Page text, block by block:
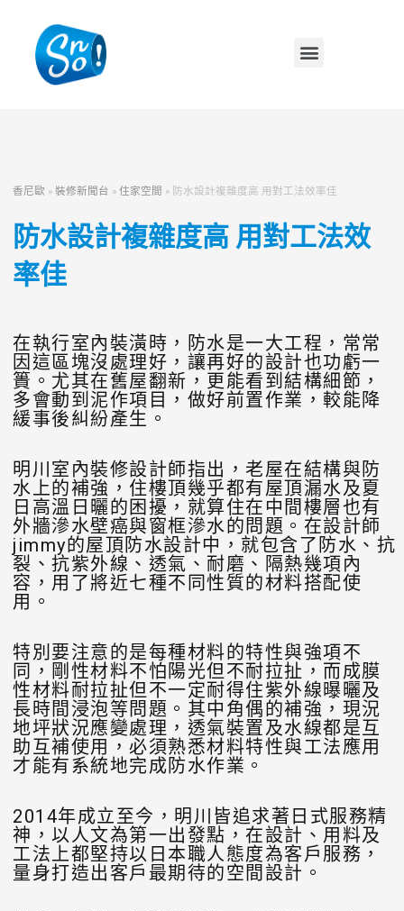
香尼歐 »裝修新聞台 »住家空間 » 防水設計複雜度高 用對工法效率佳
防水設計複雜度高 用對工法效
率佳
在執行室內裝潢時，防水是一大工程，常常
因這區塊沒處理好，讓再好的設計也功虧一
簣。尤其在舊屋翻新，更能看到結構細節，
多會動到泥作項目，做好前置作業，較能降
緩事後糾紛產生。
明川室內裝修設計師指出，老屋在結構與防
水上的補強，住樓頂幾乎都有屋頂漏水及夏
日高溫日曬的困擾，就算住在中間樓層也有
外牆滲水壁癌與窗框滲水的問題。在設計師
jimmy的屋頂防水設計中，就包含了防水、抗
裂、抗紫外線、透氣、耐磨、隔熱幾項內
容，用了將近七種不同性質的材料搭配使
用。
特別要注意的是每種材料的特性與強項不
同，剛性材料不怕陽光但不耐拉扯，而成膜
性材料耐拉扯但不一定耐得住紫外線曝曬及
長時間浸泡等問題。其中角偶的補強，現況
地坪狀況應變處理，透氣裝置及水線都是互
助互補使用，必須熟悉材料特性與工法應用
才能有系統地完成防水作業。
2014年成立至今，明川皆追求著日式服務精
神，以人文為第一出發點，在設計、用料及
工法上都堅持以日本職人態度為客戶服務，
量身打造出客戶最期待的空間設計。